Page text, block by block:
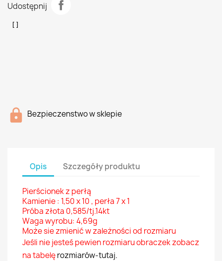
Udostępnij
Bezpieczenstwo w sklepie
Opis Szczegóły produktu
Pierścionek z perłą
Kamienie : 1,50 x 10 , perła7 x 1
Próba złota 0,585/tj.14kt
Waga wyrobu: 4,69g
Może sie zmienić w zależności od rozmiaru
Jeśli nie jesteś pewien rozmiaru obraczek zobacz
na tabelęrozmiarów-tutaj.